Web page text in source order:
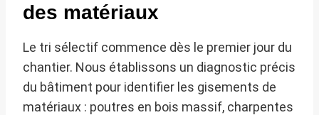
des matériaux
Le tri sélectif commence dès le premier jour du
chantier. Nous établissons un diagnostic précis
du bâtiment pour identifier les gisements de
matériaux : poutres en bois massif, charpentes